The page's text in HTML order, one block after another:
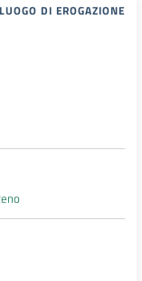
LUOGO DI EROGAZIONE